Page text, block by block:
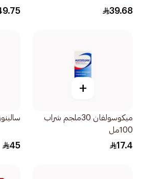
39.68
+
ميكوسولفان 30ملجم شراب
100مل
17.4
45